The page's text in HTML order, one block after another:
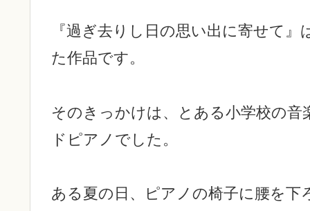
『過ぎ去りし日の思い出に寄せて
た作品です。
そのきっかけは、とある小学校の
ドピアノでした。
ある夏の日、ピアノの椅子に腰を